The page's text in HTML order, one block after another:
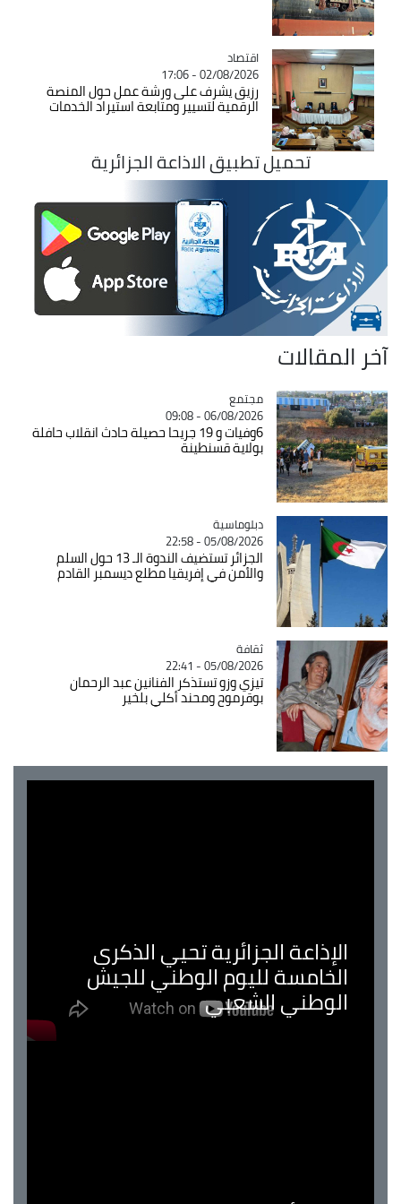
Catégorie
اقتصاد
02/08/2026 - 17:06
رزيق يشرف على ورشة عمل حول المنصة
الرقمية لتسيير ومتابعة استيراد الخدمات
تحميل تطبيق الاذاعة الجزائرية
آخر المقالات
Catégorie
مجتمع
06/08/2026 - 09:08
6وفيات و 19 جريحا حصيلة حادث انقلاب حافلة
بولاية قسنطينة
Catégorie
دبلوماسية
05/08/2026 - 22:58
الجزائر تستضيف الندوة الـ 13 حول السلم
والأمن في إفريقيا مطلع ديسمبر القادم
Catégorie
ثقافة
05/08/2026 - 22:41
تيزي وزو تستذكر الفنانين عبد الرحمان
بوقرموح ومحند أكلي بلخير
الإذاعة الجزائرية تحيي الذكرى
الخامسة لليوم الوطني للجيش
الوطني الشعبي